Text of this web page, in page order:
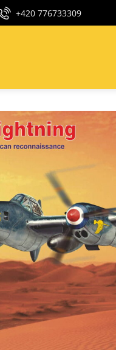
+420 776733309